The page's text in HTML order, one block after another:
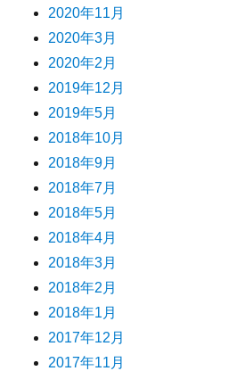
2020年11月
2020年3月
2020年2月
2019年12月
2019年5月
2018年10月
2018年9月
2018年7月
2018年5月
2018年4月
2018年3月
2018年2月
2018年1月
2017年12月
2017年11月